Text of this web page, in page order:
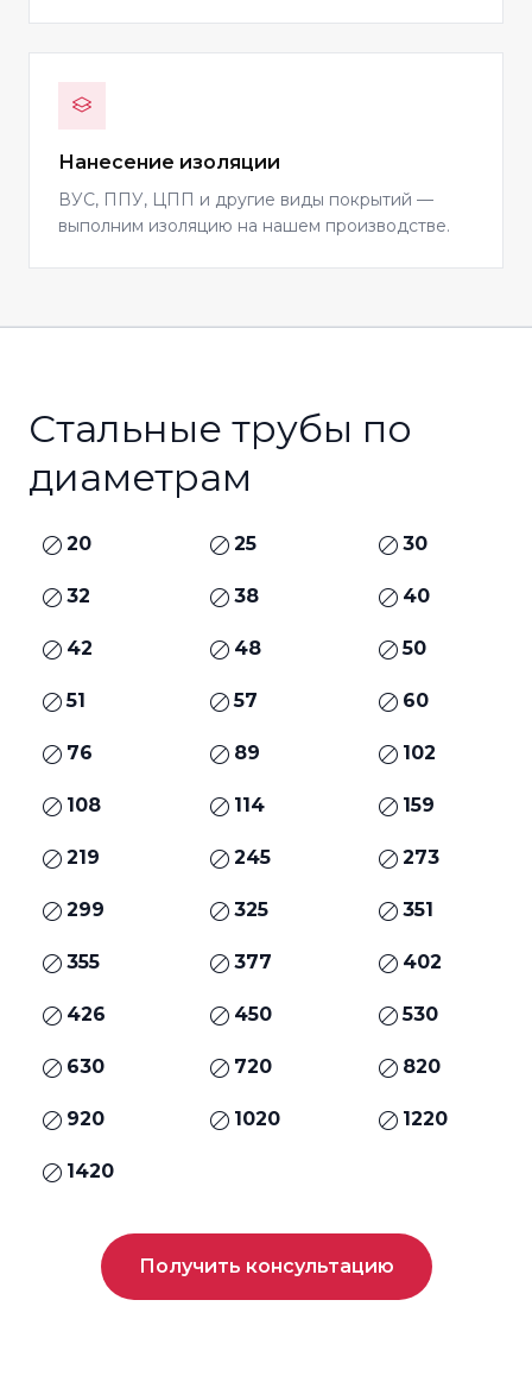
Нанесение изоляции
ВУС, ППУ, ЦПП и другие виды покрытий —
выполним изоляцию на нашем производстве.
Стальные трубы по
диаметрам
20 25 30
32 38 40
42 48 50
51 57 60
76 89 102
108 114 159
219 245 273
299 325 351
355 377 402
426 450 530
630 720 820
920 1020 1220
1420
Получить консультацию